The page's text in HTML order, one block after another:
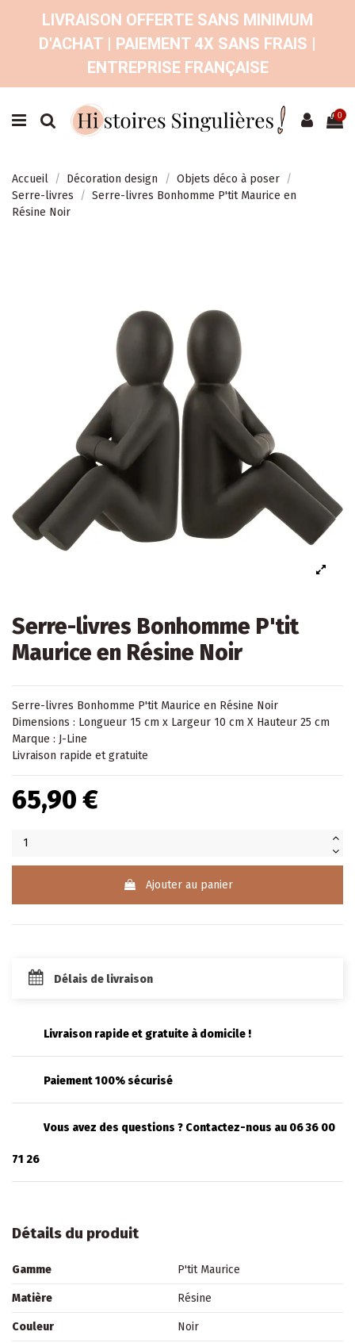
LIVRAISON OFFERTE SANS MINIMUM
D'ACHAT | PAIEMENT 4X SANS FRAIS |
ENTREPRISE FRANÇAISE
0
Accueil Décoration design
Objets déco à poser
Serre-livres
Serre-livres Bonhomme P'tit Maurice en
Résine Noir
Serre-livres Bonhomme P'tit
Maurice en Résine Noir
Serre-livres Bonhomme P'tit Maurice en Résine Noir
Dimensions : Longueur 15 cm x Largeur 10 cm X Hauteur 25 cm
Marque : J-Line
Livraison rapide et gratuite
65,90 €
Ajouter au panier
Délais de livraison
Livraison rapide et gratuite à domicile !
Paiement 100% sécurisé
Vous avez des questions ? Contactez-nous au 06 36 00
71 26
Détails du produit
Gamme P'tit Maurice
Matière Résine
Couleur Noir